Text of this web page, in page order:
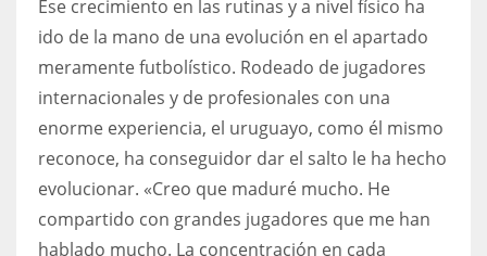
Ese crecimiento en las rutinas y a nivel físico ha
ido de la mano de una evolución en el apartado
meramente futbolístico. Rodeado de jugadores
internacionales y de profesionales con una
enorme experiencia, el uruguayo, como él mismo
reconoce, ha conseguidor dar el salto le ha hecho
evolucionar. «Creo que maduré mucho. He
compartido con grandes jugadores que me han
hablado mucho. La concentración en cada